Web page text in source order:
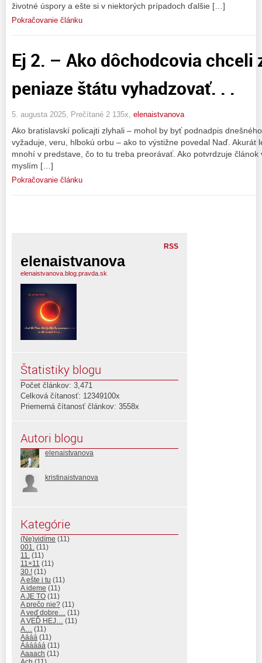
životné úspory a ešte si v niektorých prípadoch ďalšie […]
Pokračovanie článku
Ej 2. – Ako dôchodcovia chceli
peniaze štátu vyhadzovať. . .
5. augusta 2025, Prečítané 2 135x, elenaistvanova
Ako bratislavskí policajti zlyhali – mohol by byť podnadpis
vyžaduje, veru, hlbokú orbu – ako to výstižne povedal Naď. Akurát
mnohí v predstave, čo to tu treba preorávať. Ako potvrdzuje
myslím […]
Pokračovanie článku
RSS
elenaistvanova
elenaistvanova.blog.pravda.sk
Štatistiky blogu
Počet článkov: 3,471
Celková čítanosť: 12349100x
Priemerná čítanosť článkov: 3558x
Autori blogu
elenaistvanova
kristinaistvanova
Kategórie
(Ne)vidíme (11)
001. (11)
11. (11)
11×11 (11)
30.! (11)
A ešte i tu (11)
A ideme (11)
A JE TO (11)
A prečo nie? (11)
A veď dobre… (11)
A VEĎ HEJ… (11)
A… (11)
Aááá (11)
Áááááá (11)
Aaaach (11)